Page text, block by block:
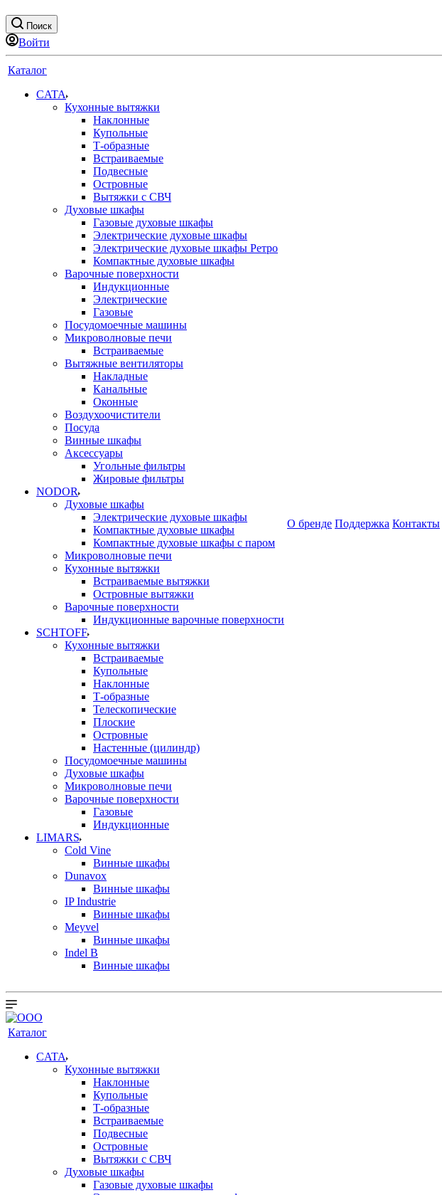
Поиск
Войти
Каталог
CATA
Кухонные вытяжки
Наклонные
Купольные
Т-образные
Встраиваемые
Подвесные
Островные
Вытяжки с СВЧ
Духовые шкафы
Газовые духовые шкафы
Электрические духовые шкафы
Электрические духовые шкафы Ретро
Компактные духовые шкафы
Варочные поверхности
Индукционные
Электрические
Газовые
Посудомоечные машины
Микроволновые печи
Встраиваемые
Вытяжные вентиляторы
Накладные
Канальные
Оконные
Воздухоочистители
Посуда
Винные шкафы
Аксессуары
Угольные фильтры
Жировые фильтры
NODOR
Духовые шкафы
Электрические духовые шкафы
Компактные духовые шкафы
Компактные духовые шкафы с паром
Микроволновые печи
Кухонные вытяжки
Встраиваемые вытяжки
Островные вытяжки
Варочные поверхности
Индукционные варочные поверхности
SCHTOFF
Кухонные вытяжки
Встраиваемые
Купольные
Наклонные
Т-образные
Телескопические
Плоские
Островные
Настенные (цилиндр)
Посудомоечные машины
Духовые шкафы
Микроволновые печи
Варочные поверхности
Газовые
Индукционные
LIMARS
Cold Vine
Винные шкафы
Dunavox
Винные шкафы
IP Industrie
Винные шкафы
Meyvel
Винные шкафы
Indel B
Винные шкафы
О бренде Поддержка Контакты
Каталог
CATA
Кухонные вытяжки
Наклонные
Купольные
Т-образные
Встраиваемые
Подвесные
Островные
Вытяжки с СВЧ
Духовые шкафы
Газовые духовые шкафы